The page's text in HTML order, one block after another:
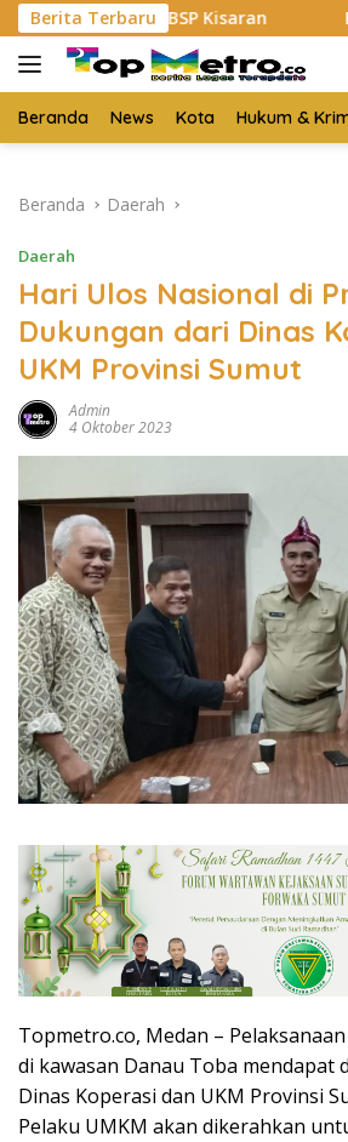
Langsung
ke
konten
Berita Terbaru
PT BSP Kisaran Budi Yanto
Beranda News Kota Hukum &
Beranda Daerah
Daerah
Hari Ulos Nasional di
Dukungan dari Dinas
UKM Provinsi Sumut
Admin
4 Oktober 2023
Topmetro.co, Medan –
di kawasan Danau Toba mendapat
Dinas Koperasi dan UKM Provinsi
Pelaku UMKM akan dikerahkan